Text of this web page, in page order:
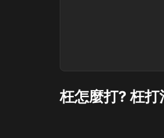
枉怎麼打? 枉打